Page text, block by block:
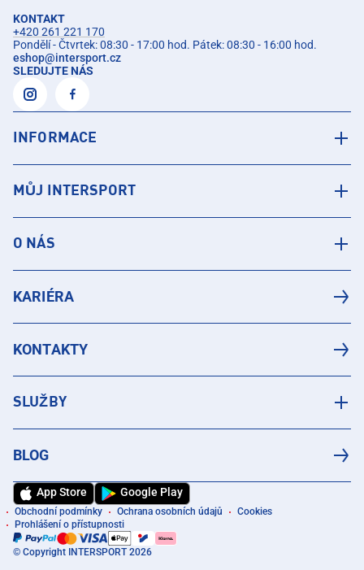
KONTAKT
+420 261 221 170
Pondělí - Čtvrtek: 08:30 - 17:00 hod. Pátek: 08:30 - 16:00 hod.
eshop@intersport.cz
SLEDUJTE NÁS
INFORMACE
MŮJ INTERSPORT
O NÁS
KARIÉRA
KONTAKTY
SLUŽBY
BLOG
App Store Google Play
Obchodní podmínky Ochrana osobních údajů
Cookies
Prohlášení o přístupnosti
© Copyright INTERSPORT 2026